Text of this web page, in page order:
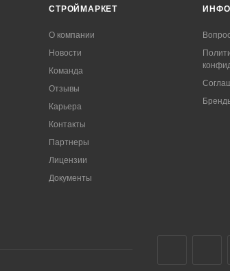
СТРОЙМАРКЕТ
О компании
Новости
Команда
Отзывы
Карьера
Контакты
Партнеры
Лицензии
Документы